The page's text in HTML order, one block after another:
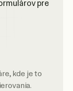
kde je to